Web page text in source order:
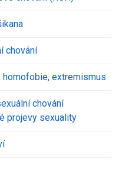
chování
homofobie, extremismus
chování
projevy sexuality